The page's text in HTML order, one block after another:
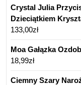
Crystal Julia
Dzieciątkiem
133,00zł
Moa Gałązka
18,99zł
Ciemny Szary